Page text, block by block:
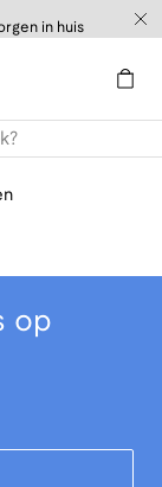
in huis
op